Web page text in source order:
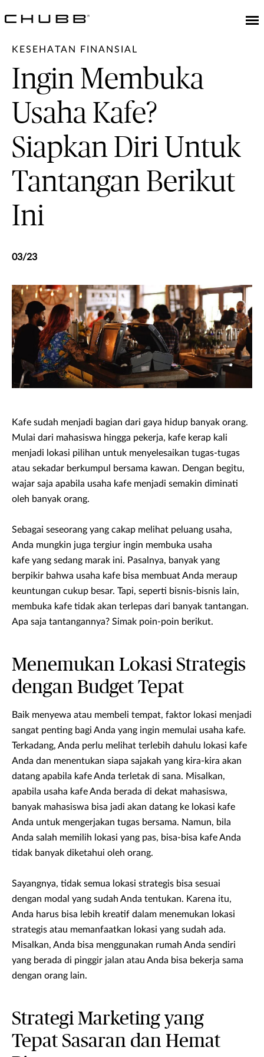
KESEHATAN FINANSIAL
Ingin Membuka
Usaha Kafe?
Siapkan Diri Untuk
Tantangan Berikut
Ini
03/23
Kafe sudah menjadi bagian dari gaya hidup banyak orang.
Mulai dari mahasiswa hingga pekerja, kafe kerap kali
menjadi lokasi pilihan untuk menyelesaikan tugas-tugas
atau sekadar berkumpul bersama kawan. Dengan begitu,
wajar saja apabila usaha kafe menjadi semakin diminati
oleh banyak orang.
Sebagai seseorang yang cakap melihat peluang usaha,
Anda mungkin juga tergiur ingin membuka usaha
kafe yang sedang marak ini. Pasalnya, banyak yang
berpikir bahwa usaha kafe bisa membuat Anda meraup
keuntungan cukup besar. Tapi, seperti bisnis-bisnis lain,
membuka kafe tidak akan terlepas dari banyak tantangan.
Apa saja tantangannya? Simak poin-poin berikut.
Menemukan Lokasi Strategis
dengan Budget Tepat
Baik menyewa atau membeli tempat, faktor lokasi menjadi
sangat penting bagi Anda yang ingin memulai usaha kafe.
Terkadang, Anda perlu melihat terlebih dahulu lokasi kafe
Anda dan menentukan siapa sajakah yang kira-kira akan
datang apabila kafe Anda terletak di sana. Misalkan,
apabila usaha kafe Anda berada di dekat mahasiswa,
banyak mahasiswa bisa jadi akan datang ke lokasi kafe
Anda untuk mengerjakan tugas bersama. Namun, bila
Anda salah memilih lokasi yang pas, bisa-bisa kafe Anda
tidak banyak diketahui oleh orang.
Sayangnya, tidak semua lokasi strategis bisa sesuai
dengan modal yang sudah Anda tentukan. Karena itu,
Anda harus bisa lebih kreatif dalam menemukan lokasi
strategis atau memanfaatkan lokasi yang sudah ada.
Misalkan, Anda bisa menggunakan rumah Anda sendiri
yang berada di pinggir jalan atau Anda bisa bekerja sama
dengan orang lain.
Strategi Marketing yang
Tepat Sasaran dan Hemat